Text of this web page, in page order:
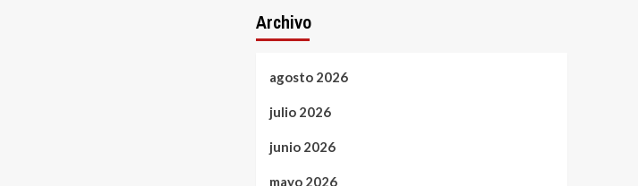
Archivo
agosto 2026
julio 2026
junio 2026
mayo 2026